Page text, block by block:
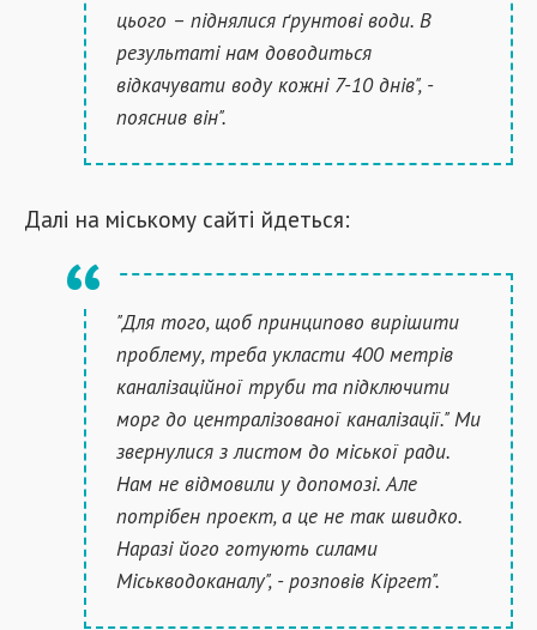
цього – піднялися ґрунтові води. В
результаті нам доводиться
відкачувати воду кожні 7-10 днів", -
пояснив він".
Далі на міському сайті йдеться:
"Для того, щоб принципово вирішити
проблему, треба укласти 400 метрів
каналізаційної труби та підключити
морг до централізованої каналізації." Ми
звернулися з листом до міської ради.
Нам не відмовили у допомозі. Але
потрібен проект, а це не так швидко.
Наразі його готують силами
Міськводоканалу", - розповів Кіргет".